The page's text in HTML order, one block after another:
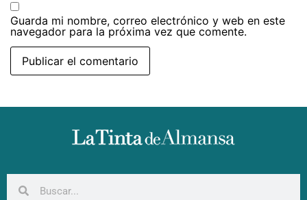
Guarda mi nombre, correo electrónico y web en este
navegador para la próxima vez que comente.